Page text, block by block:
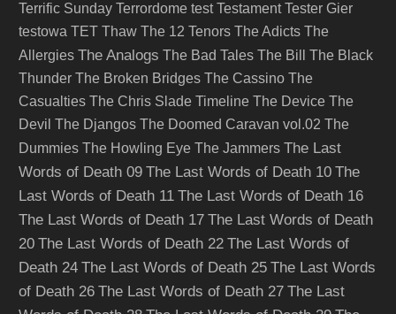
Terrific Sunday Terrordome test Testament Tester Gier
testowa TET Thaw The 12 Tenors The Adicts The
Allergies The Analogs The Bad Tales The Bill
The Black
Thunder The Broken Bridges The Cassino The
Casualties The Chris Slade Timeline The Device The
Devil The Djangos The Doomed Caravan vol.02 The
Dummies The Howling Eye The Jammers The Last
Words of Death 09 The Last Words of Death 10 The
Last Words of Death 11 The Last Words of Death 16
The Last Words of Death 17 The Last Words of Death
20 The Last Words of Death 22 The Last Words of
Death 24 The Last Words of Death 25 The Last Words
of Death 26 The Last Words of Death 27 The Last